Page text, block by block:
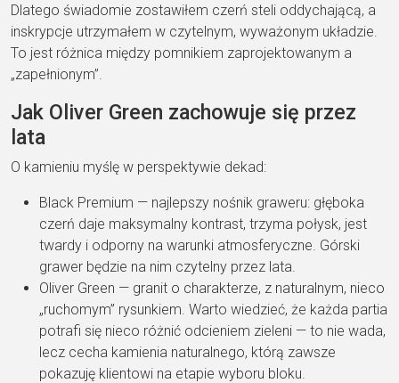
Dlatego świadomie zostawiłem czerń steli oddychającą, a
inskrypcje utrzymałem w czytelnym, wyważonym układzie.
To jest różnica między pomnikiem zaprojektowanym a
„zapełnionym”.
Jak Oliver Green zachowuje się przez
lata
O kamieniu myślę w perspektywie dekad:
Black Premium — najlepszy nośnik graweru: głęboka
czerń daje maksymalny kontrast, trzyma połysk, jest
twardy i odporny na warunki atmosferyczne. Górski
grawer będzie na nim czytelny przez lata.
Oliver Green — granit o charakterze, z naturalnym, nieco
„ruchomym” rysunkiem. Warto wiedzieć, że każda partia
potrafi się nieco różnić odcieniem zieleni — to nie wada,
lecz cecha kamienia naturalnego, którą zawsze
pokazuję klientowi na etapie wyboru bloku.